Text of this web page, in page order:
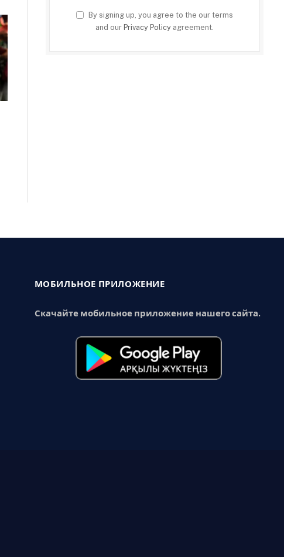
By signing up, you agree to the our terms
and our Privacy Policy agreement.
МОБИЛЬНОЕ ПРИЛОЖЕНИЕ
Скачайте мобильное приложение нашего сайта.